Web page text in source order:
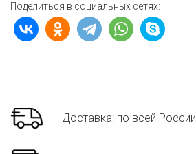
Поделиться в социальных сетях:
Доставка: по всей России